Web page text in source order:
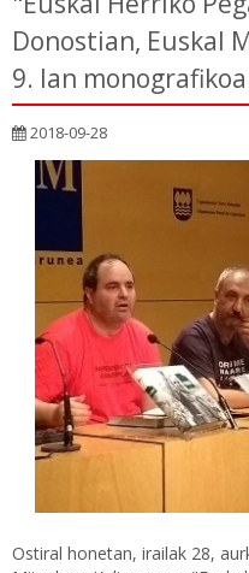
Donostian, Euskal
9. lan monografikoa
2018-09-28
Ostiral honetan, irailak 28,